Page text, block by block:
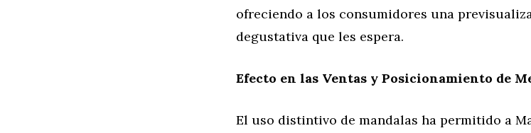
ofreciendo a los consumidores una
degustativa que les espera.
Efecto en las Ventas y Posicionamiento de
El uso distintivo de mandalas ha permitido a